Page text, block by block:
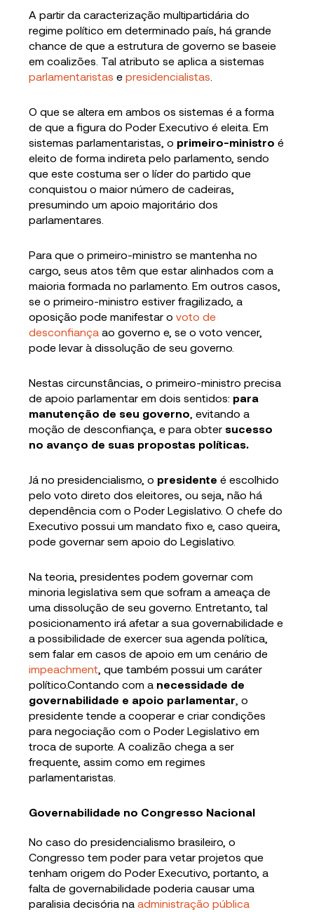
A partir da caracterização multipartidária do
regime político em determinado país, há grande
chance de que a estrutura de governo se baseie
em coalizões. Tal atributo se aplica a sistemas
parlamentaristas epresidencialistas
O que se altera em ambos os sistemas é a forma
de que a figura do Poder Executivo é eleita. Em
sistemas parlamentaristas, o primeiro-ministro é
eleito de forma indireta pelo parlamento, sendo
que este costuma ser o líder do partido que
conquistou o maior número de cadeiras,
presumindo um apoio majoritário dos
parlamentares.
Para que o primeiro-ministro se mantenha no
cargo, seus atos têm que estar alinhados com a
maioria formada no parlamento. Em outros casos,
se o primeiro-ministro estiver fragilizado, a
oposição pode manifestar ovoto de
desconfiança ao governo e, se o voto vencer,
pode levar à dissolução de seu governo.
Nestas circunstâncias, o primeiro-ministro precisa
de apoio parlamentar em dois sentidos: para
manutenção de seu governo , evitando a
moção de desconfiança, e para obter sucesso
no avanço de suas propostas políticas.
Já no presidencialismo, o presidenteé escolhido
pelo voto direto dos eleitores, ou seja, não há
dependência com o Poder Legislativo. O chefe do
Executivo possui um mandato fixo e, caso queira,
pode governar sem apoio do Legislativo.
Na teoria, presidentes podem governar com
minoria legislativa sem que sofram a ameaça de
uma dissolução de seu governo. Entretanto, tal
posicionamento irá afetar a sua governabilidade e
a possibilidade de exercer sua agenda política,
sem falar em casos de apoio em um cenário de
impeachment , que também possui um caráter
político.Contando com a necessidade de
governabilidade e apoio parlamentar , o
presidente tende a cooperar e criar condições
para negociação com o Poder Legislativo em
troca de suporte. A coalizão chega a ser
frequente, assim como em regimes
parlamentaristas.
Governabilidade no Congresso Nacional
No caso do presidencialismo brasileiro, o
Congresso tem poder para vetar projetos que
tenham origem do Poder Executivo, portanto, a
falta de governabilidade poderia causar uma
paralisia decisória naadministração pública